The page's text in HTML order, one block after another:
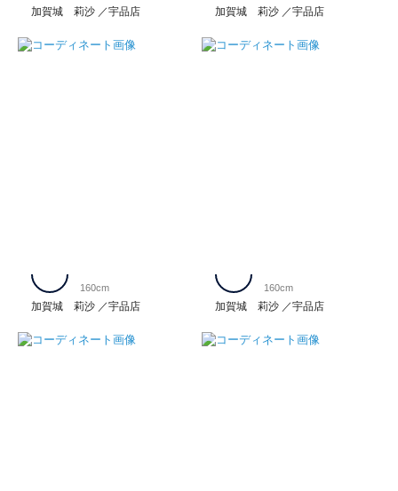
加賀城 莉沙 宇品店 加賀城 莉沙 宇品店
加賀城 莉沙 宇品店
160cm
加賀城 莉沙 宇品店
160cm